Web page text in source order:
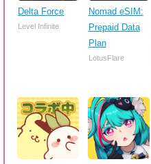
Delta Force
Level Infinite
Nomad eSIM:
Prepaid Data
Plan
LotusFlare